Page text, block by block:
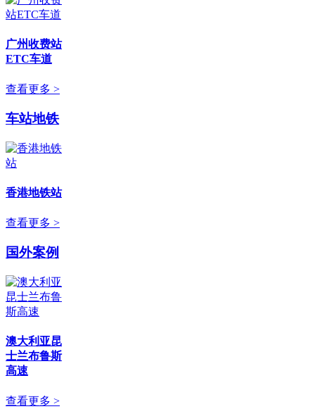
广州收费站
ETC车道
查看更多 >
车站地铁
香港地铁站
查看更多 >
国外案例
澳大利亚昆
士兰布鲁斯
高速
查看更多 >